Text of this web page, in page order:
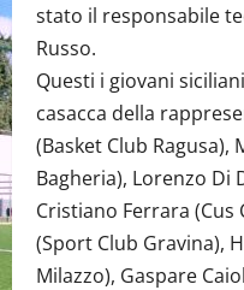
stato il responsabile
Russo.
Questi i giovani
casacca della
(Basket Club
Bagheria), Lorenzo Di
Cristiano Ferrara (Cus
(Sport Club Gravina),
Milazzo), Gaspare